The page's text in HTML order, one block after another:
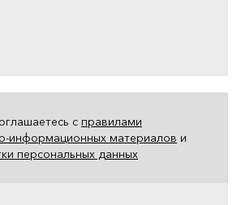
с правилами
информационных материалов и
персональных данных